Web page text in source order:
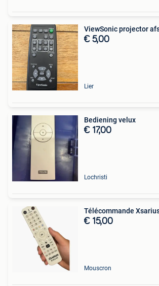
ViewSonic projector
€ 5,00
Lier
Bediening velux
€ 17,00
Lochristi
Télécommande
€ 15,00
Mouscron